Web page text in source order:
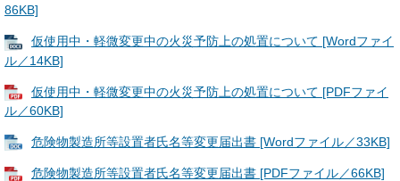
86KB]
仮使用中・軽微変更中の火災予防上の処置について [Wordファイ
ル／14KB]
仮使用中・軽微変更中の火災予防上の処置について [PDFファイ
ル／60KB]
危険物製造所等設置者氏名等変更届出書 [Wordファイル／33KB]
危険物製造所等設置者氏名等変更届出書 [PDFファイル／66KB]